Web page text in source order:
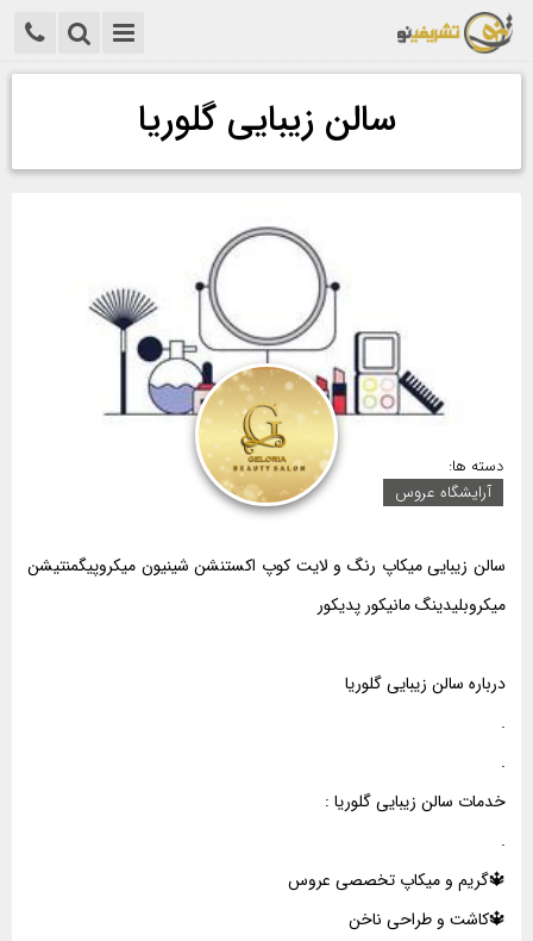
سالن زیبایی گلوریا
دسته ها:
آرایشگاه عروس
سالن زیبایی میکاپ رنگ و لایت کوپ اکستنشن شینیون میکروپیگمنتیشن
میکروبلیدینگ مانیکور پدیکور
درباره سالن زیبایی گلوریا
.
.
خدمات سالن زیبایی گلوریا :
.
🔱گریم و میکاپ تخصصی عروس
🔱کاشت و طراحی ناخن